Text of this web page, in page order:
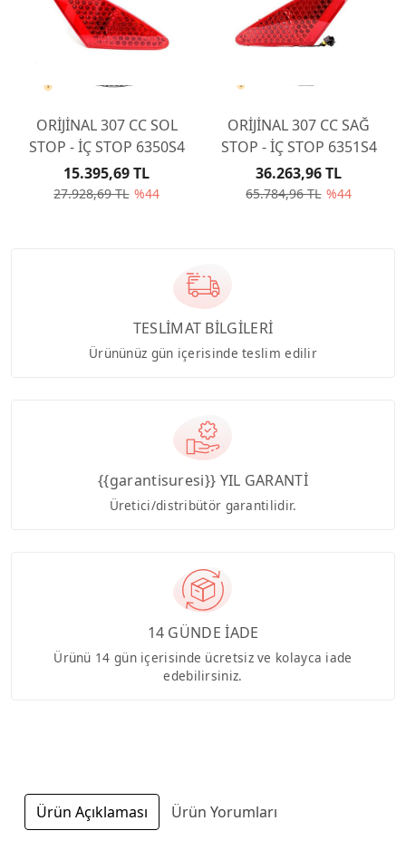
ORİJİNAL 307 CC SOL
STOP - İÇ STOP 6350S4
27.928,69 TL %44
15.395,69 TL
ORİJİNAL 307 CC SAĞ
STOP - İÇ STOP 6351S4
65.784,96 TL %44
36.263,96 TL
TESLİMAT BİLGİLERİ
Ürününüz gün içerisinde teslim edilir
{{garantisuresi}} YIL GARANTİ
Üretici/distribütör garantilidir.
14 GÜNDE İADE
Ürünü 14 gün içerisinde ücretsiz ve kolayca iade
edebilirsiniz.
Ürün Açıklaması Ürün Yorumları